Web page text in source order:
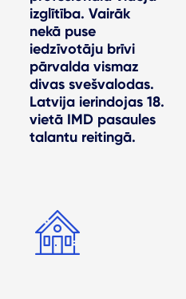
izglītība. Vairāk
nekā puse
iedzīvotāju brīvi
pārvalda vismaz
divas svešvalodas.
Latvija ierindojas 18.
vietā IMD pasaules
talantu reitingā.